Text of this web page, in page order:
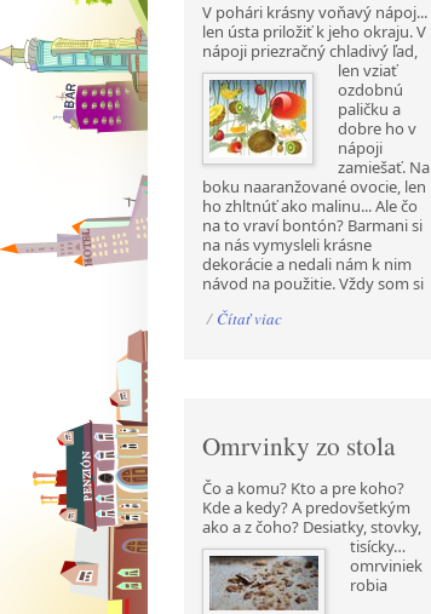
V pohári krásny voňavý nápoj...
len ústa priložiť k jeho okraju. V
nápoji priezračný chladivý ľad,
len vziať
ozdobnú
paličku a
dobre ho v
nápoji
zamiešať. Na
boku naaranžované ovocie, len
ho zhltnúť ako malinu... Ale čo
na to vraví bontón? Barmani si
na nás vymysleli krásne
dekorácie a nedali nám k nim
návod na použitie. Vždy som si
/ Čítať viac
Omrvinky zo stola
Čo a komu? Kto a pre koho?
Kde a kedy? A predovšetkým
ako a z čoho? Desiatky, stovky,
tisícky…
omrviniek
robia